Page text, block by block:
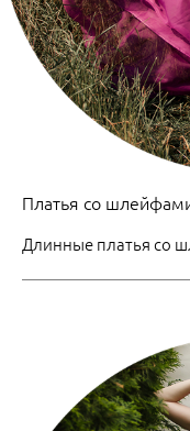
Платья со
Длинные платья со